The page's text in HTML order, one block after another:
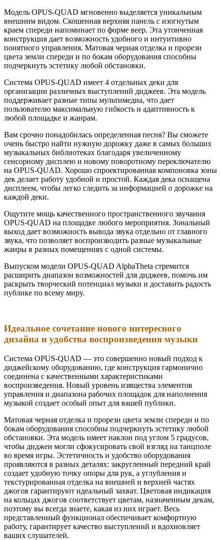
Модель OPUS-QUAD мгновенно выделяется уникальным
внешним видом. Скошенная верхняя панель с изогнутым
краем спереди напоминает по форме веер. Эта утонченная
конструкция дает возможность удобного и интуитивно
понятного управления. Матовая черная отделка и прорези
цвета земли спереди и по бокам оборудования способны
подчеркнуть эстетику любой обстановки.
Система OPUS-QUAD имеет 4 отдельных деки для
организации различных выступлений диджеев. Эта модель
поддерживает разные типы мультимедиа, что дает
пользователю максимальную гибкость и адаптивность к
любой площадке и жанрам.
Вам срочно понадобилась определенная песня? Вы сможете
очень быстро найти нужную дорожку даже в самых больших
музыкальных библиотеках благодаря увеличенному
сенсорному дисплею и новому поворотному переключателю
на OPUS-QUAD. Хорошо спроектированная компоновка зоны
дек делает работу удобной и простой. Каждая дека оснащена
дисплеем, чтобы легко следить за информацией о дорожке на
каждой деки.
Ощутите мощь качественного пространственного звучания
OPUS-QUAD на площадке любого мероприятия. Зональный
выход дает возможность вывода звука отдельно от главного
звука, что позволяет воспроизводить разные музыкальные
жанры в разных помещениях с одной системы.
Выпуском модели OPUS-QUAD AlphaTheta стремится
расширить диапазон возможностей для диджеев, помочь им
раскрыть творческий потенциал музыки и доставить радость
публике по всему миру.
Идеальное сочетание нового интересного
дизайна и удобства воспроизведения музыки
Система OPUS-QUAD — это совершенно новый подход к
диджейскому оборудованию, где конструкция гармонично
соединена с качественными характеристиками
воспроизведения. Новый уровень изящества элементов
управления и диапазона рабочих площадок для наполнения
музыкой создает особый опыт для вашей публики.
Матовая черная отделка и прорези цвета земли спереди и по
бокам оборудования способны подчеркнуть эстетику любой
обстановки. Эта модель имеет наклон под углом 5 градусов,
чтобы диджеи могли сфокусировать свой взгляд на танцполе
во время игры. Эстетичность и удобство оборудования
проявляются в разных деталях: закругленный передний край
создает удобную точку опоры для рук, а углубления и
текстурированная отделка на внешней и верхней частях
джогов гарантируют идеальный захват. Цветовая индикация
на кольцах джогов соответствует цветам, назначенным декам,
поэтому вы всегда знаете, какая из них играет. Весь
представленный функционал обеспечивает комфортную
работу, гарантирует качество выступлений и вдохновляет
ваших слушателей.